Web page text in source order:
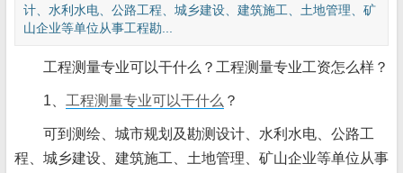
计、水利水电、公路工程、城乡建设、建筑施工、土地管理、矿
山企业等单位从事工程勘...
工程测量专业可以干什么？工程测量专业工资怎么样？
1、 工程测量专业可以干什么 ？
可到测绘、城市规划及勘测设计、水利水电、公路工
程、城乡建设、建筑施工、土地管理、矿山企业等单位从事